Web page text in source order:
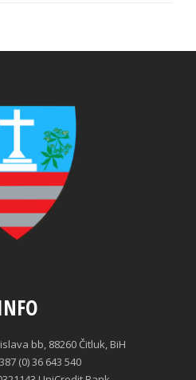
bb, 88260 Čitluk, BiH
(0) 36 643 540